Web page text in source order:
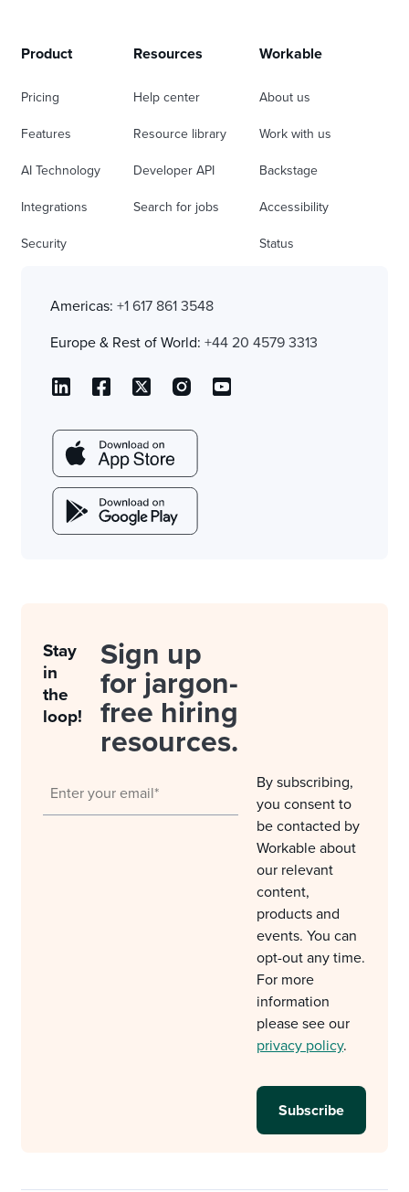
Product
Pricing
Features
AI Technology
Integrations
Security
Resources
Help center
Resource library
Developer API
Search for jobs
Workable
About us
Work with us
Backstage
Accessibility
Status
Americas: +1 617 861 3548
Europe & Rest of World: +44 20 4579 3313
Stay
in
the
loop!
Sign up
for jargon-
free hiring
resources.
By subscribing,
you consent to
be contacted by
Workable about
our relevant
content,
products and
events. You can
opt-out any time.
For more
information
please see our
privacy policy.